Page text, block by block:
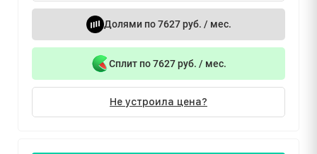
Долями по 7627 руб. / мес.
Сплит по 7627 руб. / мес.
Не устроила цена?